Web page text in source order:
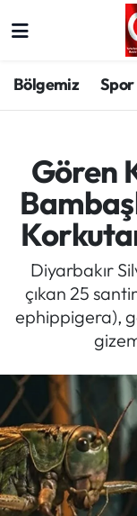
Bölgemiz Spor
Gören
Diyarbakır
çıkan 25
ephippigera),
Spor
Türkiye
Kültür/
Politika
Politik Kulis
Dünya
Magazin
Mektup
Röportaj
Trabzon
Trabzon
Süper Lig
Tüm
Son Dakika
Haber Arşivi